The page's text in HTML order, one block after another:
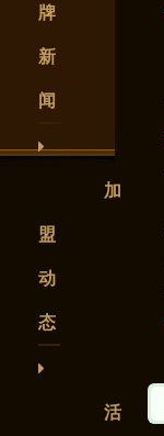
牌
新
闻
加
盟
动
态
活